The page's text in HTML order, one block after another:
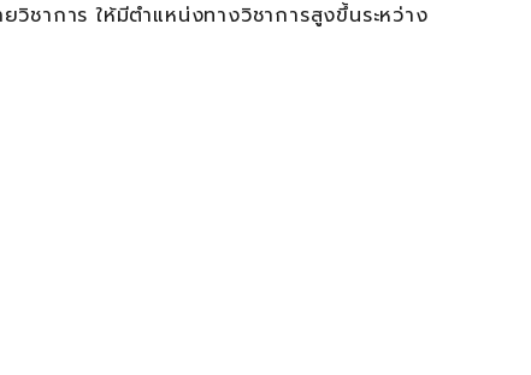
าการ ให้มีตำแหน่งทางวิชาการสูงขึ้นระหว่าง